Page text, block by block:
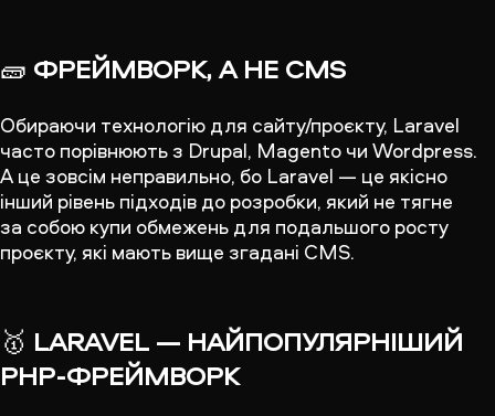
🧱 ФРЕЙМВОРК, А НЕ CMS
Обираючи технологію для сайту/проєкту, Laravel
часто порівнюють з Drupal, Magento чи Wordpress.
А це зовсім неправильно, бо Laravel — це якісно
інший рівень підходів до розробки, який не тягне
за собою купи обмежень для подальшого росту
проєкту, які мають вище згадані CMS.
🥇 LARAVEL — НАЙПОПУЛЯРНІШИЙ
PHP-ФРЕЙМВОРК